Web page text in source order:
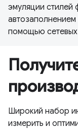
эмуляции стилей
помощью
Широкий набор
измерить и